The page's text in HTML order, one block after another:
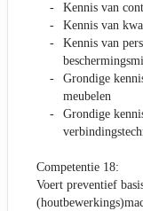
Kennis van
Kennis van
Kennis van
Grondige
meubelen
Grondige
Competentie 18:
Voert preventief